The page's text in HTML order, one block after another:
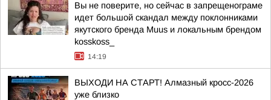
Вы не поверите, но сейчас в запрещенограме
идет большой скандал между поклонниками
якутского бренда Muus и локальным брендом
kosskoss_
14:19
ВЫХОДИ НА СТАРТ! Алмазный кросс-2026
уже близко